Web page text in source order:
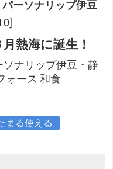
ーソナリップ伊豆
熱海に誕生！
ソナリップ伊豆・静
ォース 和食
まる使える